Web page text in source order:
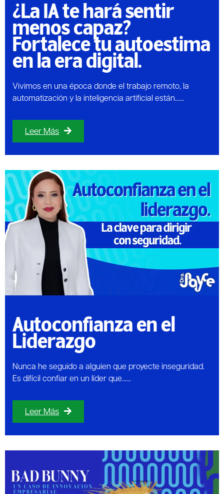
¿La IA te hará sentir
menos capaz?
Fortalece tu autoestima
en la era digital.
Vivimos en una época donde el trabajo remoto, la
automatización y la inteligencia artificial están......
Leer Más
Autoconfianza en el
Liderazgo
Nunca he seguido a alguien que proyecte inseguridad.
Es difícil confiar en un líder que......
Leer Más